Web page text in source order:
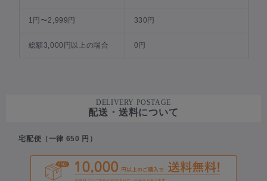
1円〜2,999円 330円
総額3,000円以上の場合 0円
DELIVERY POSTAGE
配送・送料について
宅配便（一律 650 円）